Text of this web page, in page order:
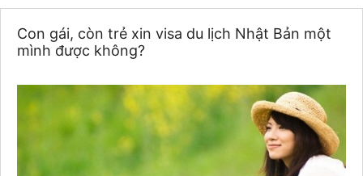
Con gái, còn trẻ xin visa du lịch Nhật Bản một
mình được không?